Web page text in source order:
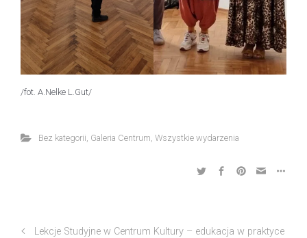
/fot. A.Nelke L.Gut/
Bez kategorii Galeria Centrum Wszystkie wydarzenia
Lekcje Studyjne w Centrum Kultury – edukacja w praktyce